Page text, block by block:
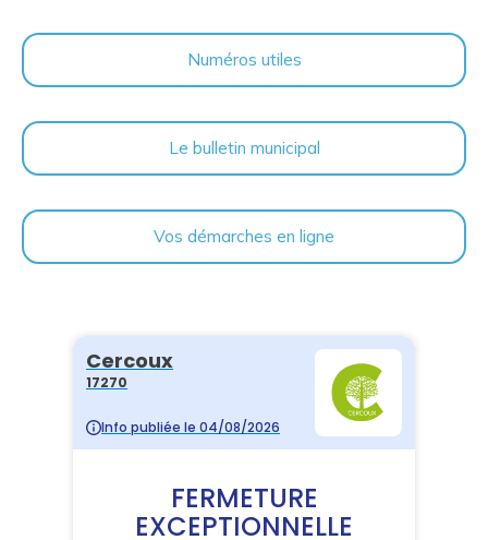
Numéros utiles
Le bulletin municipal
Vos démarches en ligne